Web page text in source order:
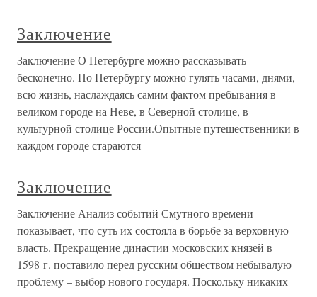
Заключение
Заключение О Петербурге можно рассказывать
бесконечно. По Петербургу можно гулять часами, днями,
всю жизнь, наслаждаясь самим фактом пребывания в
великом городе на Неве, в Северной столице, в
культурной столице России.Опытные путешественники в
каждом городе стараются
Заключение
Заключение Анализ событий Смутного времени
показывает, что суть их состояла в борьбе за верховную
власть. Прекращение династии московских князей в
1598 г. поставило перед русским обществом небывалую
проблему – выбор нового государя. Поскольку никаких